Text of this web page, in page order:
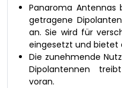
Panaroma Antennas
getragene
an. Sie wird für
eingesetzt und bietet
Die zunehmende
Dipolantennen
voran.